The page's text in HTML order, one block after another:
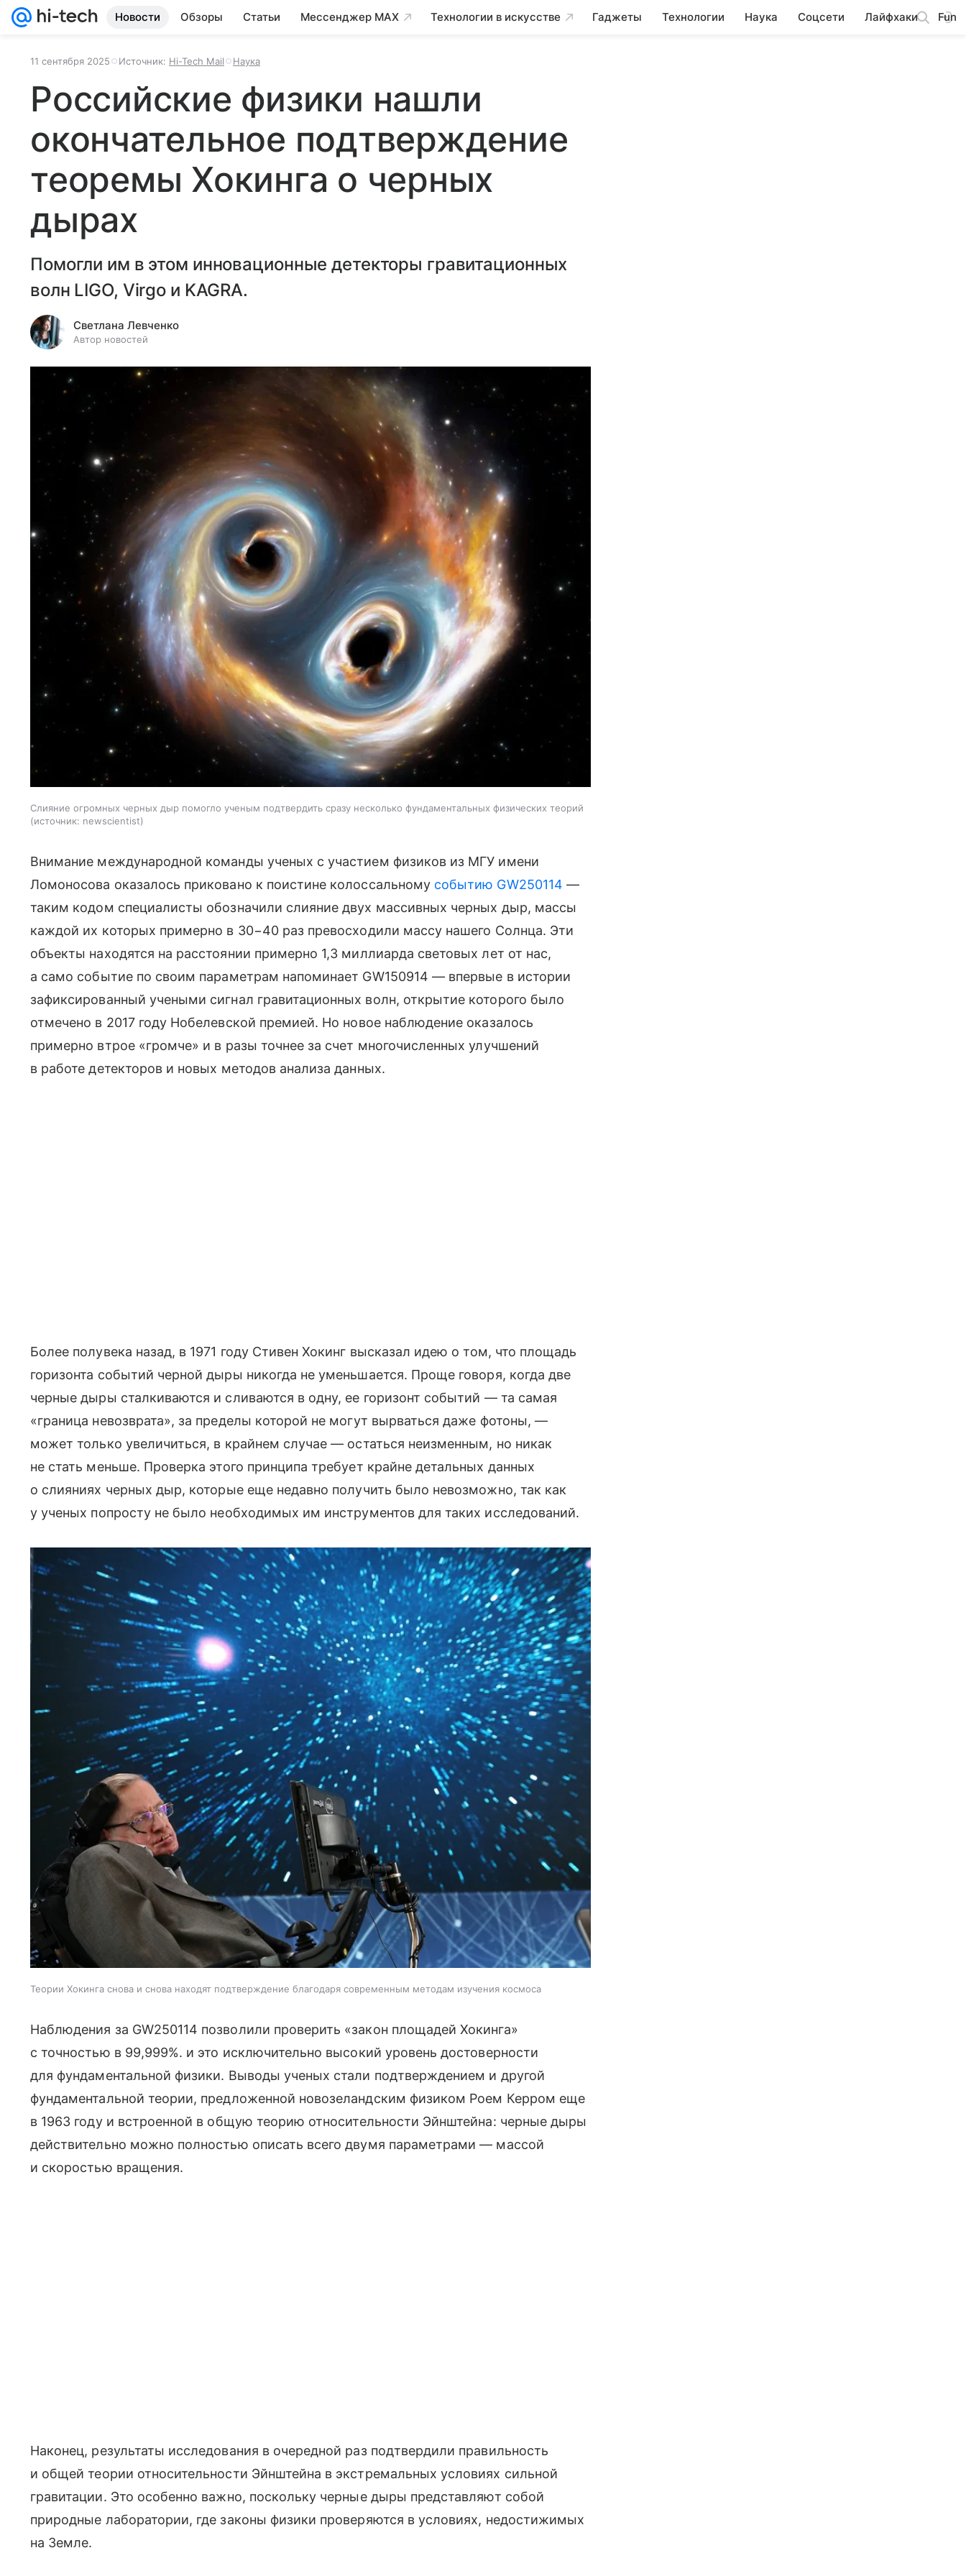
Новости Обзоры Статьи Мессенджер MAX Технологии в искусстве Гаджеты Технологии Наука Соцсети Лайфхаки Fun
11 сентября 2025 Источник: Hi-Tech Mail Наука
Российские физики нашли
окончательное подтверждение
теоремы Хокинга о черных
дырах
Помогли им в этом инновационные детекторы гравитационных
волн LIGO, Virgo и KAGRA.
Светлана Левченко
Автор новостей
Слияние огромных черных дыр помогло ученым подтвердить сразу несколько фундаментальных физических теорий
источник: newscientist
Внимание международной команды ученых с участием физиков из МГУ имени
Ломоносова оказалось приковано к поистине колоссальному событию GW250114 —
таким кодом специалисты обозначили слияние двух массивных черных дыр, массы
каждой их которых примерно в 30−40 раз превосходили массу нашего Солнца. Эти
объекты находятся на расстоянии примерно 1,3 миллиарда световых лет от нас,
а само событие по своим параметрам напоминает GW150914 — впервые в истории
зафиксированный учеными сигнал гравитационных волн, открытие которого было
отмечено в 2017 году Нобелевской премией. Но новое наблюдение оказалось
примерно втрое «громче» и в разы точнее за счет многочисленных улучшений
в работе детекторов и новых методов анализа данных.
Более полувека назад, в 1971 году Стивен Хокинг высказал идею о том, что площадь
горизонта событий черной дыры никогда не уменьшается. Проще говоря, когда две
черные дыры сталкиваются и сливаются в одну, ее горизонт событий — та самая
«граница невозврата», за пределы которой не могут вырваться даже фотоны, —
может только увеличиться, в крайнем случае — остаться неизменным, но никак
не стать меньше. Проверка этого принципа требует крайне детальных данных
о слияниях черных дыр, которые еще недавно получить было невозможно, так как
у ученых попросту не было необходимых им инструментов для таких исследований.
Теории Хокинга снова и снова находят подтверждение благодаря современным методам изучения космоса
Наблюдения за GW250114 позволили проверить «закон площадей Хокинга»
с точностью в 99,999%. и это исключительно высокий уровень достоверности
для фундаментальной физики. Выводы ученых стали подтверждением и другой
фундаментальной теории, предложенной новозеландским физиком Роем Керром еще
в 1963 году и встроенной в общую теорию относительности Эйнштейна: черные дыры
действительно можно полностью описать всего двумя параметрами — массой
и скоростью вращения.
Наконец, результаты исследования в очередной раз подтвердили правильность
и общей теории относительности Эйнштейна в экстремальных условиях сильной
гравитации. Это особенно важно, поскольку черные дыры представляют собой
природные лаборатории, где законы физики проверяются в условиях, недостижимых
на Земле.